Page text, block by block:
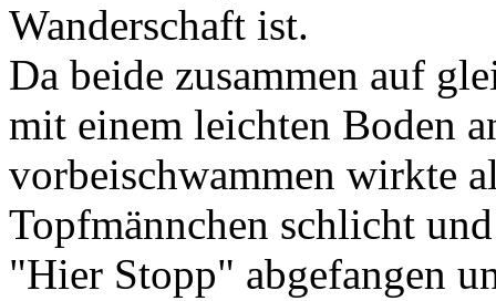
Wanderschaft ist.
Da beide zusammen auf
mit einem leichten Boden
vorbeischwammen wirkte
Topfmännchen schlicht
"Hier Stopp" abgefangen